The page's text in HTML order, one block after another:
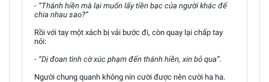
- “Thánh hiền mà lại muốn lấy tiền bạc của người khác để
chia nhau sao?”
Rồi với tay một xách bị vải bước đi, còn quay lại chấp tay
nói:
- “Dị đoan tình cờ xúc phạm đến thánh hiền, xin bỏ qua”.
Người chung quanh không nín cười được nên cười ha ha.